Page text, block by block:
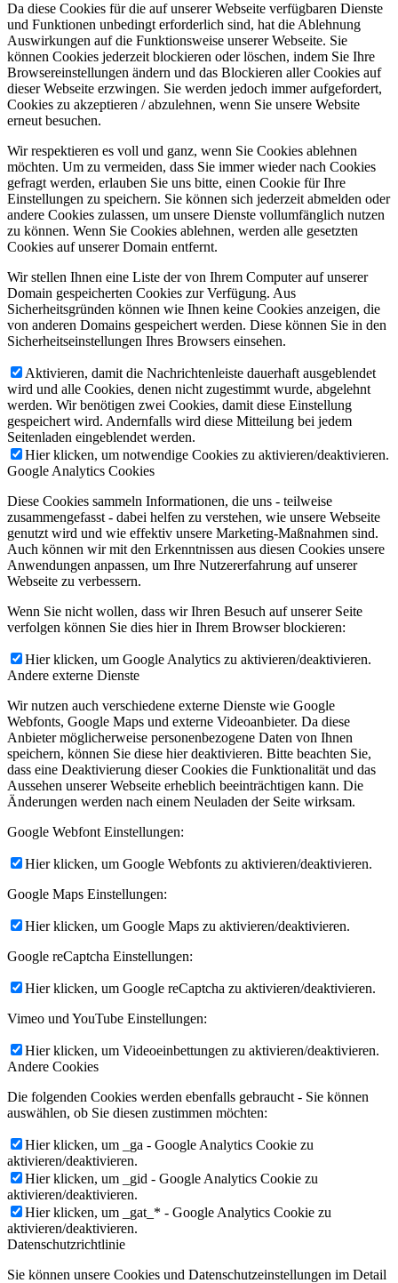
Da diese Cookies für die auf unserer Webseite verfügbaren Dienste
und Funktionen unbedingt erforderlich sind, hat die Ablehnung
Auswirkungen auf die Funktionsweise unserer Webseite. Sie
können Cookies jederzeit blockieren oder löschen, indem Sie Ihre
Browsereinstellungen ändern und das Blockieren aller Cookies auf
dieser Webseite erzwingen. Sie werden jedoch immer aufgefordert,
Cookies zu akzeptieren / abzulehnen, wenn Sie unsere Website
erneut besuchen.
Wir respektieren es voll und ganz, wenn Sie Cookies ablehnen
möchten. Um zu vermeiden, dass Sie immer wieder nach Cookies
gefragt werden, erlauben Sie uns bitte, einen Cookie für Ihre
Einstellungen zu speichern. Sie können sich jederzeit abmelden oder
andere Cookies zulassen, um unsere Dienste vollumfänglich nutzen
zu können. Wenn Sie Cookies ablehnen, werden alle gesetzten
Cookies auf unserer Domain entfernt.
Wir stellen Ihnen eine Liste der von Ihrem Computer auf unserer
Domain gespeicherten Cookies zur Verfügung. Aus
Sicherheitsgründen können wie Ihnen keine Cookies anzeigen, die
von anderen Domains gespeichert werden. Diese können Sie in den
Sicherheitseinstellungen Ihres Browsers einsehen.
Aktivieren, damit die Nachrichtenleiste dauerhaft ausgeblendet
wird und alle Cookies, denen nicht zugestimmt wurde, abgelehnt
werden. Wir benötigen zwei Cookies, damit diese Einstellung
gespeichert wird. Andernfalls wird diese Mitteilung bei jedem
Seitenladen eingeblendet werden.
Hier klicken, um notwendige Cookies zu aktivieren/deaktivieren.
Google Analytics Cookies
Diese Cookies sammeln Informationen, die uns - teilweise
zusammengefasst - dabei helfen zu verstehen, wie unsere Webseite
genutzt wird und wie effektiv unsere Marketing-Maßnahmen sind.
Auch können wir mit den Erkenntnissen aus diesen Cookies unsere
Anwendungen anpassen, um Ihre Nutzererfahrung auf unserer
Webseite zu verbessern.
Wenn Sie nicht wollen, dass wir Ihren Besuch auf unserer Seite
verfolgen können Sie dies hier in Ihrem Browser blockieren:
Hier klicken, um Google Analytics zu aktivieren/deaktivieren.
Andere externe Dienste
Wir nutzen auch verschiedene externe Dienste wie Google
Webfonts, Google Maps und externe Videoanbieter. Da diese
Anbieter möglicherweise personenbezogene Daten von Ihnen
speichern, können Sie diese hier deaktivieren. Bitte beachten Sie,
dass eine Deaktivierung dieser Cookies die Funktionalität und das
Aussehen unserer Webseite erheblich beeinträchtigen kann. Die
Änderungen werden nach einem Neuladen der Seite wirksam.
Google Webfont Einstellungen:
Hier klicken, um Google Webfonts zu aktivieren/deaktivieren.
Google Maps Einstellungen:
Hier klicken, um Google Maps zu aktivieren/deaktivieren.
Google reCaptcha Einstellungen:
Hier klicken, um Google reCaptcha zu aktivieren/deaktivieren.
Vimeo und YouTube Einstellungen:
Hier klicken, um Videoeinbettungen zu aktivieren/deaktivieren.
Andere Cookies
Die folgenden Cookies werden ebenfalls gebraucht - Sie können
auswählen, ob Sie diesen zustimmen möchten:
Hier klicken, um _ga - Google Analytics Cookie zu
aktivieren/deaktivieren.
Hier klicken, um _gid - Google Analytics Cookie zu
aktivieren/deaktivieren.
Hier klicken, um _gat_* - Google Analytics Cookie zu
aktivieren/deaktivieren.
Datenschutzrichtlinie
Sie können unsere Cookies und Datenschutzeinstellungen im Detail